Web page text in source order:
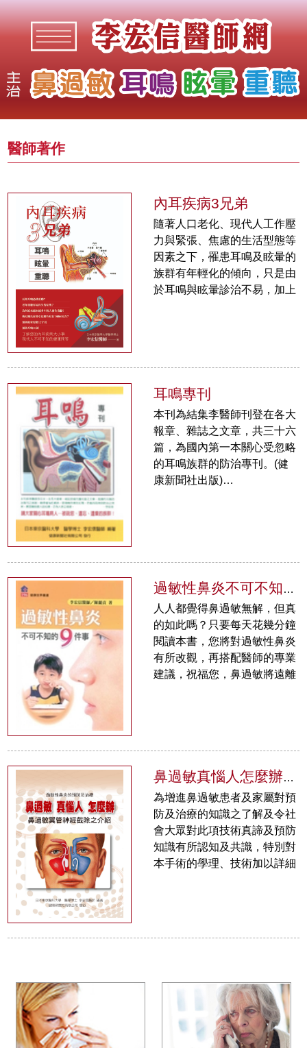
醫師著作
內耳疾病3兄弟
隨著人口老化、現代人工作壓
力與緊張、焦慮的生活型態等
因素之下，罹患耳鳴及眩暈的
族群有年輕化的傾向，只是由
於耳鳴與眩暈診治不易，加上
耳鳴專刊
本刊為結集李醫師刊登在各大
報章、雜誌之文章，共三十六
篇，為國內第一本關心受忽略
的耳鳴族群的防治專刊。(健
康新聞社出版)…
過敏性鼻炎不可不知的9件事
人人都覺得鼻過敏無解，但真
的如此嗎？只要每天花幾分鐘
閱讀本書，您將對過敏性鼻炎
有所改觀，再搭配醫師的專業
建議，祝福您，鼻過敏將遠離
鼻過敏真惱人怎麼辦：鼻過敏翼管神經截除之介紹
為增進鼻過敏患者及家屬對預
防及治療的知識之了解及令社
會大眾對此項技術真諦及預防
知識有所認知及共識，特別對
本手術的學理、技術加以詳細